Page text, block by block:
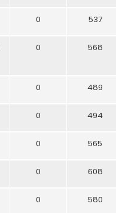
0 537
0 568
0 489
0 494
0 565
0 608
0 580